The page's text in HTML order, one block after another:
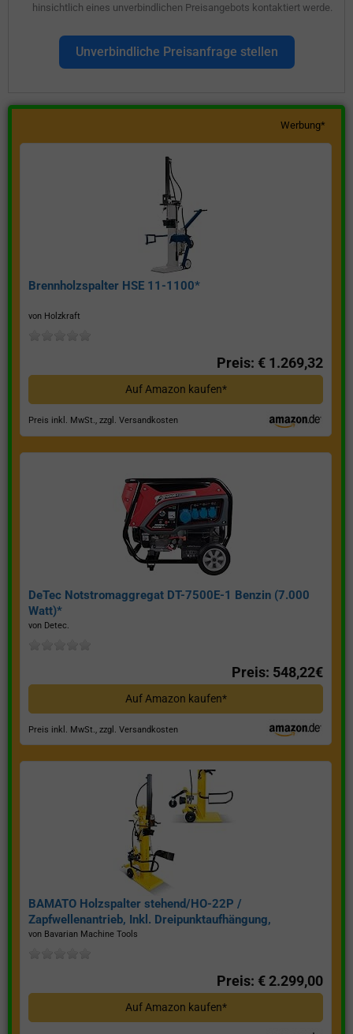
hinsichtlich eines unverbindlichen Preisangebots kontaktiert werde.
Unverbindliche Preisanfrage stellen
Werbung*
Brennholzspalter HSE 11-1100*
von Holzkraft
Preis: € 1.269,32
Auf Amazon kaufen*
Preis inkl. MwSt., zzgl. Versandkosten
DeTec Notstromaggregat DT-7500E-1 Benzin (7.000
Watt)*
von Detec.
Preis: 548,22€
Auf Amazon kaufen*
Preis inkl. MwSt., zzgl. Versandkosten
BAMATO Holzspalter stehend/HO-22P /
Zapfwellenantrieb, Inkl. Dreipunktaufhängung,
Spaltkraft 22 Tonnen*
von Bavarian Machine Tools
Preis: € 2.299,00
Auf Amazon kaufen*